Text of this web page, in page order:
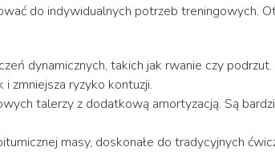
do indywidualnych potrzeb treningowych.
dynamicznych, takich jak rwanie czy podrzut.
zmniejsza ryzyko kontuzji.
talerzy z dodatkową amortyzacją. Są
masy, doskonałe do tradycyjnych